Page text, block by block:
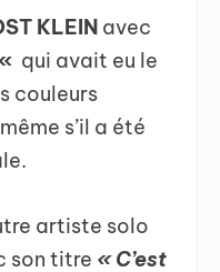
KLEIN avec
« qui avait eu le
couleurs
s’il a été
artiste solo
son titre « C’est